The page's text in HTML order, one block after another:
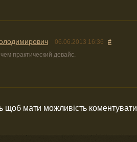
06.06.2013 16:36 #
практический девайс.
щоб мати можливість коментувати